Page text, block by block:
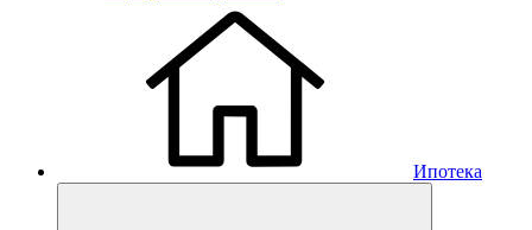
Ипотека